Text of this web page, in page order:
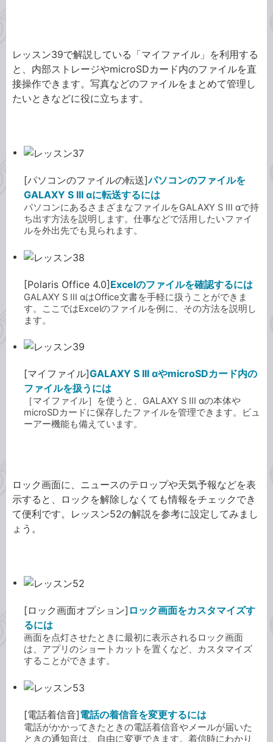
レッスン39で解説している「マイファイル」を利用する
と、内部ストレージやmicroSDカード内のファイルを直
接操作できます。写真などのファイルをまとめて管理し
たいときなどに役に立ちます。
[パソコンのファイルの転送]パソコンのファイルを
GALAXY S III αに転送するには
パソコンにあるさまざまなファイルをGALAXY S III αで持
ち出す方法を説明します。仕事などで活用したいファイ
ルを外出先でも見られます。
[Polaris Office 4.0]Excelのファイルを確認するには
GALAXY S III αはOffice文書を手軽に扱うことができま
す。ここではExcelのファイルを例に、その方法を説明し
ます。
[マイファイル]GALAXY S III αやmicroSDカード内の
ファイルを扱うには
［マイファイル］を使うと、GALAXY S III αの本体や
microSDカードに保存したファイルを管理できます。ビュ
ーアー機能も備えています。
ロック画面に、ニュースのテロップや天気予報などを表
示すると、ロックを解除しなくても情報をチェックでき
て便利です。レッスン52の解説を参考に設定してみまし
ょう。
[ロック画面オプション] ロック画面をカスタマイズす
るには
画面を点灯させたときに最初に表示されるロック画面
は、アプリのショートカットを置くなど、カスタマイズ
することができます。
[電話着信音]電話の着信音を変更するには
電話がかかってきたときの電話着信音やメールが届いた
ときの通知音は、自由に変更できます。着信時にわかり